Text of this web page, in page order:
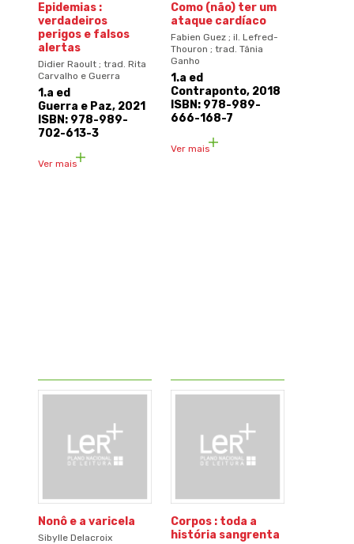
Epidemias :
verdadeiros
perigos e falsos
alertas
Didier Raoult ; trad. Rita
Carvalho e Guerra
1.a ed
Guerra e Paz, 2021
ISBN: 978-989-
702-613-3
Ver mais
Como (não) ter um
ataque cardíaco
Fabien Guez ; il. Lefred-
Thouron ; trad. Tânia
Ganho
1.a ed
Contraponto, 2018
ISBN: 978-989-
666-168-7
Ver mais
Nonô e a varicela
Sibylle Delacroix
Corpos : toda a
história sangrenta